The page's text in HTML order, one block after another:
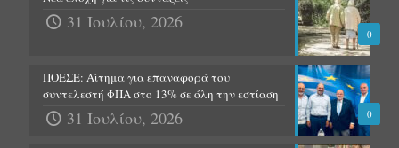
0
31 Ιουλίου, 2026
0
ΠΟΕΣΕ: Αίτημα για επαναφορά του
συντελεστή ΦΠΑ στο 13% σε όλη την εστίαση
31 Ιουλίου, 2026